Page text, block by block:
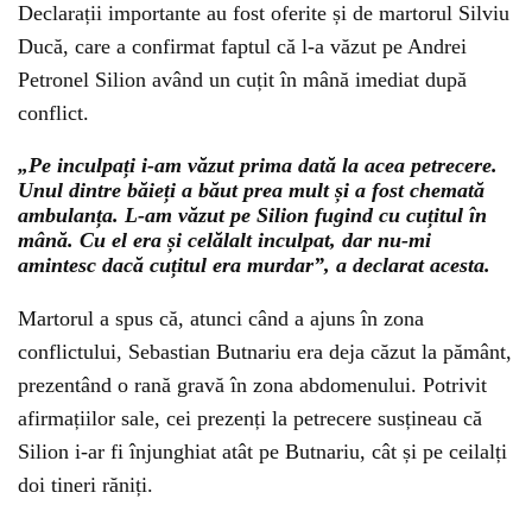
Declarații importante au fost oferite și de martorul Silviu
Ducă, care a confirmat faptul că l-a văzut pe Andrei
Petronel Silion având un cuțit în mână imediat după
conflict.
„Pe inculpați i-am văzut prima dată la acea petrecere.
Unul dintre băieți a băut prea mult și a fost chemată
ambulanța. L-am văzut pe Silion fugind cu cuțitul în
mână. Cu el era și celălalt inculpat, dar nu-mi
amintesc dacă cuțitul era murdar”, a declarat acesta.
Martorul a spus că, atunci când a ajuns în zona
conflictului, Sebastian Butnariu era deja căzut la pământ,
prezentând o rană gravă în zona abdomenului. Potrivit
afirmațiilor sale, cei prezenți la petrecere susțineau că
Silion i-ar fi înjunghiat atât pe Butnariu, cât și pe ceilalți
doi tineri răniți.